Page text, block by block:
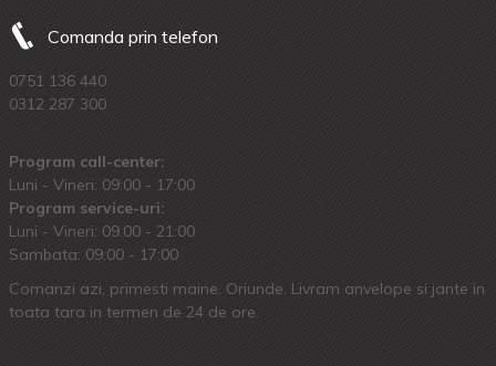
Comanda prin telefon
0751 136 440
0312 287 300
Program call-center:
Luni - Vineri: 09:00 - 17:00
Program service-uri:
Luni - Vineri: 09.00 - 21:00
Sambata: 09:00 - 17:00
Comanzi azi, primesti maine. Oriunde. Livram anvelope si jante in
toata tara in termen de 24 de ore.